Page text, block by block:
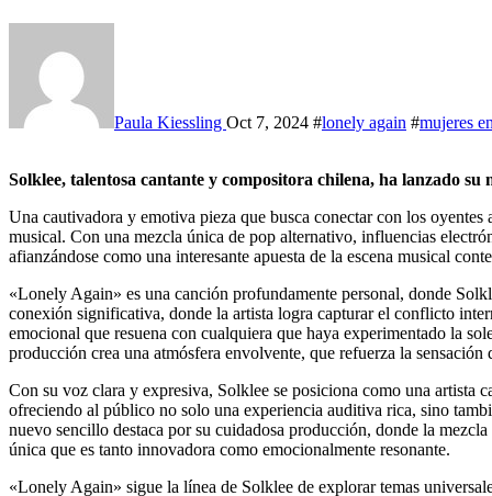
Paula Kiessling Oct 7, 2024 #lonely again #mujeres
Solklee, talentosa cantante y compositora chilena, ha lanzado
Una cautivadora y emotiva pieza que busca conectar con los
musical. Con una mezcla única de pop alternativo, influencias
afianzándose como una interesante apuesta de la escena musical
«Lonely Again» es una canción profundamente personal, donde
conexión significativa, donde la artista logra capturar el conflicto
emocional que resuena con cualquiera que haya experimentado la
producción crea una atmósfera envolvente, que refuerza la
Con su voz clara y expresiva, Solklee se posiciona como una artista
ofreciendo al público no solo una experiencia auditiva rica, sino
nuevo sencillo destaca por su cuidadosa producción, donde la
única que es tanto innovadora como emocionalmente resonante.
«Lonely Again» sigue la línea de Solklee de explorar temas